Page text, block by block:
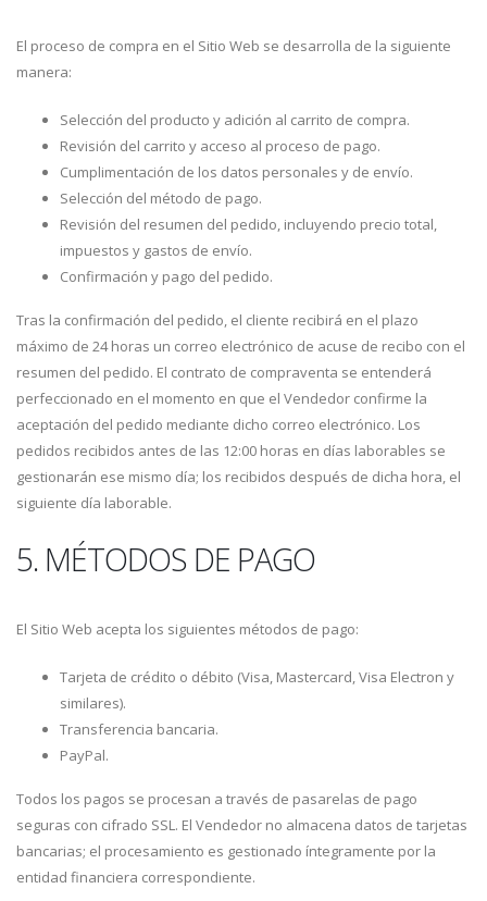
El proceso de compra en el Sitio Web se desarrolla de la siguiente
manera:
Selección del producto y adición al carrito de compra.
Revisión del carrito y acceso al proceso de pago.
Cumplimentación de los datos personales y de envío.
Selección del método de pago.
Revisión del resumen del pedido, incluyendo precio total,
impuestos y gastos de envío.
Confirmación y pago del pedido.
Tras la confirmación del pedido, el cliente recibirá en el plazo
máximo de 24 horas un correo electrónico de acuse de recibo con el
resumen del pedido. El contrato de compraventa se entenderá
perfeccionado en el momento en que el Vendedor confirme la
aceptación del pedido mediante dicho correo electrónico. Los
pedidos recibidos antes de las 12:00 horas en días laborables se
gestionarán ese mismo día; los recibidos después de dicha hora, el
siguiente día laborable.
5. MÉTODOS DE PAGO
El Sitio Web acepta los siguientes métodos de pago:
Tarjeta de crédito o débito (Visa, Mastercard, Visa Electron y
similares).
Transferencia bancaria.
PayPal.
Todos los pagos se procesan a través de pasarelas de pago
seguras con cifrado SSL. El Vendedor no almacena datos de tarjetas
bancarias; el procesamiento es gestionado íntegramente por la
entidad financiera correspondiente.